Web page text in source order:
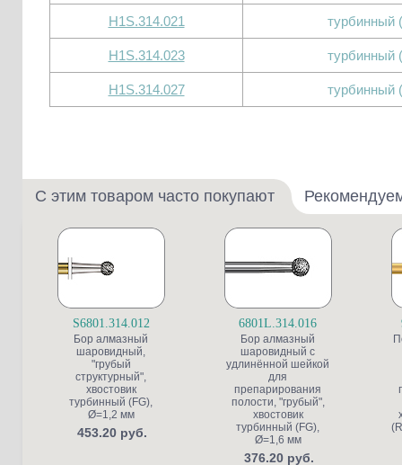
H1S.314.021 турбинный
H1S.314.023 турбинный
H1S.314.027 турбинный
С этим товаром часто покупают
S6801.314.012
Бор алмазный
шаровидный,
"грубый
структурный",
хвостовик
турбинный (FG),
Ø=1,2 мм
453.20 руб.
6801L.314.016
Бор алмазный
шаровидный с
удлинённой шейкой
для
препарирования
полости, "грубый",
хвостовик
турбинный (FG),
Ø=1,6 мм
376.20 руб.